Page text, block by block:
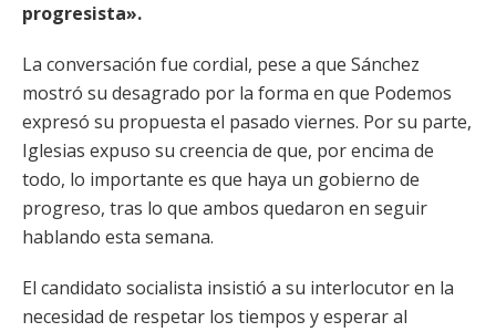
progresista».
La conversación fue cordial, pese a que Sánchez
mostró su desagrado por la forma en que Podemos
expresó su propuesta el pasado viernes. Por su parte,
Iglesias expuso su creencia de que, por encima de
todo, lo importante es que haya un gobierno de
progreso, tras lo que ambos quedaron en seguir
hablando esta semana.
El candidato socialista insistió a su interlocutor en la
necesidad de respetar los tiempos y esperar al